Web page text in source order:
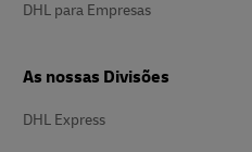
DHL para Empresas
As nossas Divisões
DHL Express